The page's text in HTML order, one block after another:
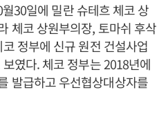
30일에 밀란 슈테흐 체코 상
체코 상원부의장, 토마쉬 후삭
정부에 신규 원전 건설사업
였다. 체코 정부는 2018년에
발급하고 우선협상대상자를